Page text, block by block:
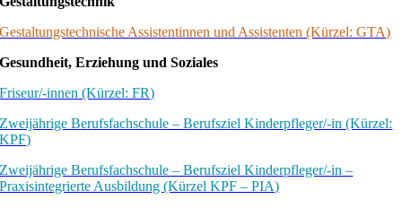
Gestaltungstechnische Assistentinnen und Assistenten (Kürzel: GTA)
Gesundheit, Erziehung und Soziales
Friseur/-innen (Kürzel: FR)
Zweijährige Berufsfachschule – Berufsziel Kinderpfleger/-in (Kürzel:
KPF)
Zweijährige Berufsfachschule – Berufsziel Kinderpfleger/-in –
Praxisintegrierte Ausbildung (Kürzel KPF – PIA)